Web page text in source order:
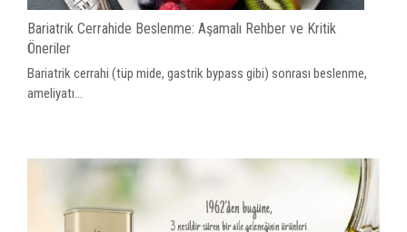
Bariatrik Cerrahide Beslenme: Aşamalı Rehber ve Kritik
Öneriler
Bariatrik cerrahi (tüp mide, gastrik bypass gibi) sonrası beslenme,
ameliyatı...